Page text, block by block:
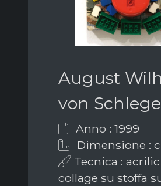
August
von
Anno : 1999
Dimensione :
Tecnica :
collage su stoffa